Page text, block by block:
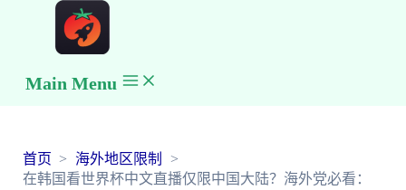
Main Menu
首页
海外地区限制
在韩国看世界杯中文直播仅限中国大陆？海外党必看：